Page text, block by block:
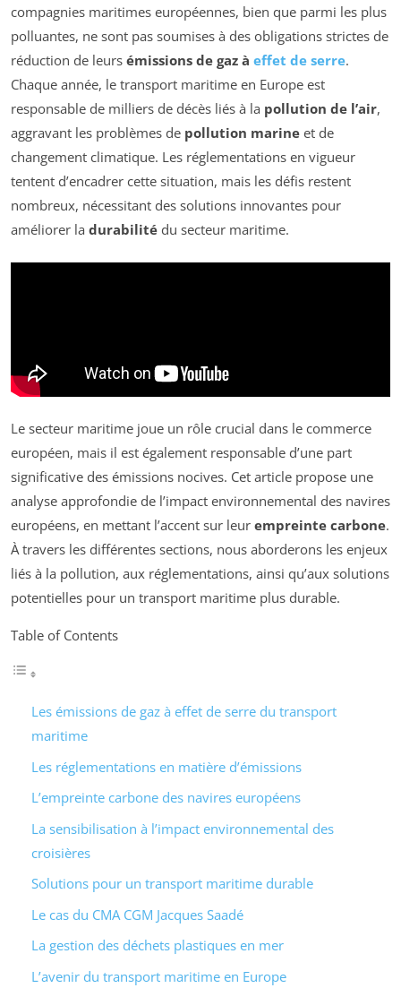
compagnies maritimes européennes, bien que parmi les plus
polluantes, ne sont pas soumises à des obligations strictes de
réduction de leurs émissions de gaz à effet de serre.
Chaque année, le transport maritime en Europe est
responsable de milliers de décès liés à la pollution de l’air,
aggravant les problèmes de pollution marine et de
changement climatique. Les réglementations en vigueur
tentent d’encadrer cette situation, mais les défis restent
nombreux, nécessitant des solutions innovantes pour
améliorer la durabilité du secteur maritime.
Le secteur maritime joue un rôle crucial dans le commerce
européen, mais il est également responsable d’une part
significative des émissions nocives. Cet article propose une
analyse approfondie de l’impact environnemental des navires
européens, en mettant l’accent sur leur empreinte carbone.
À travers les différentes sections, nous aborderons les enjeux
liés à la pollution, aux réglementations, ainsi qu’aux solutions
potentielles pour un transport maritime plus durable.
Table of Contents
Les émissions de gaz à effet de serre du transport
maritime
Les réglementations en matière d’émissions
L’empreinte carbone des navires européens
La sensibilisation à l’impact environnemental des
croisières
Solutions pour un transport maritime durable
Le cas du CMA CGM Jacques Saadé
La gestion des déchets plastiques en mer
L’avenir du transport maritime en Europe